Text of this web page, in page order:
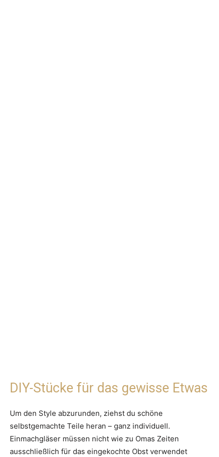
DIY-Stücke für das gewisse Etwas
Um den Style abzurunden, ziehst du schöne
selbstgemachte Teile heran – ganz individuell.
Einmachgläser müssen nicht wie zu Omas Zeiten
ausschließlich für das eingekochte Obst verwendet